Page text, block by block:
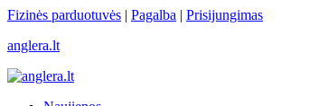
Skip
content
Fizinės parduotuvės | Pagalba | Prisijungimas
anglera.lt